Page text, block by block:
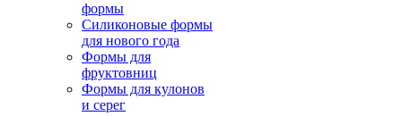
формы
Силиконовые формы
для нового года
Формы для
фруктовниц
Формы для кулонов
и серег